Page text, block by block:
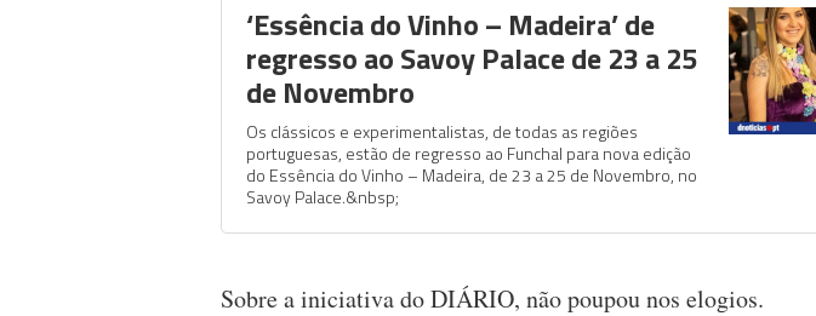
‘Essência do Vinho – Madeira’ de
regresso ao Savoy Palace de 23 a 25
de Novembro
Os clássicos e experimentalistas, de todas as regiões
portuguesas, estão de regresso ao Funchal para nova edição
do Essência do Vinho – Madeira, de 23 a 25 de Novembro, no
Savoy Palace.&nbsp;
Sobre a iniciativa do DIÁRIO, não poupou nos elogios.